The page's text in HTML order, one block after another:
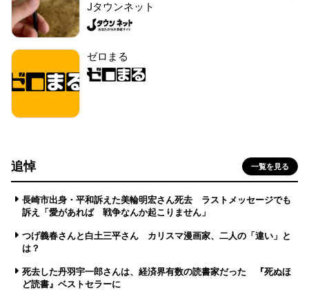
Jタウンネット
ゼロまる
追悼 一覧を見る
長崎市出身・平和訴えた美輪明宏さん死去 ラストメッセージでも
訴え「愛があれば 戦争なんか起こりません」
つげ義春さんと白土三平さん カリスマ漫画家、二人の「違い」と
は？
死去した丹羽宇一郎さんは、経済界有数の読書家だった 『死ぬほ
ど読書』ベストセラーに